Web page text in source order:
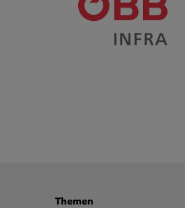
Themen